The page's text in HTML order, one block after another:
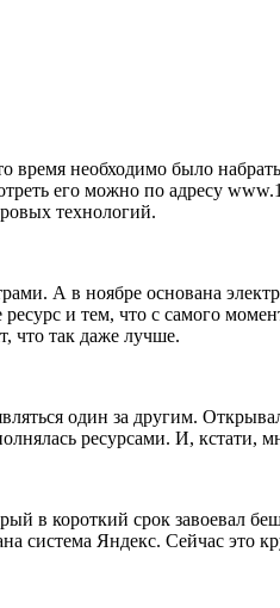
время необходимо было
его можно по адресу
технологий.
А в ноябре основана
и тем, что с самого
что так даже лучше.
один за другим.
ресурсами. И,
в короткий срок завоевал
система Яндекс. Сейчас это